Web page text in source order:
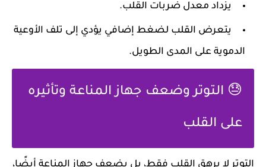
يزداد معدل ضربات القلب.
يتعرض القلب لضغط إضافي يؤدي إلى تلف الأوعية
الدموية على المدى الطويل.
😓 التوتر وضعف جهاز المناعة وتأثيره
على القلب
التوتر لا يرهق القلب فقط، بل يضعف جهاز المناعة أيضًا،